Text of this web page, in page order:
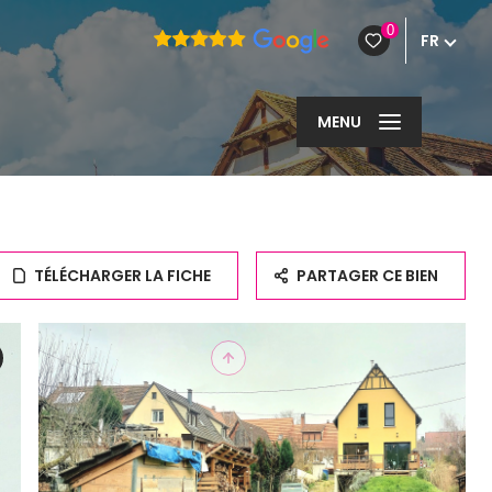
0 FR
MENU
TÉLÉCHARGER LA FICHE PARTAGER CE BIEN